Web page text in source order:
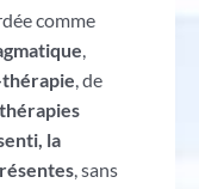
comme
,
, de
thérapies
la
, sans